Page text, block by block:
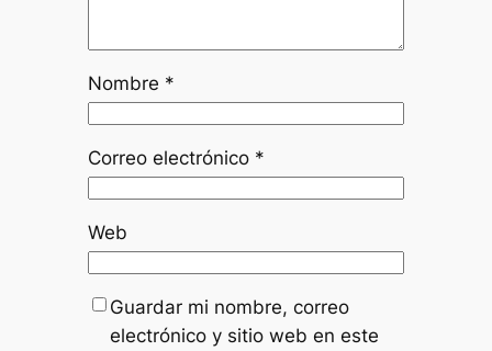
Nombre *
Correo electrónico *
Web
Guardar mi nombre, correo
electrónico y sitio web en este